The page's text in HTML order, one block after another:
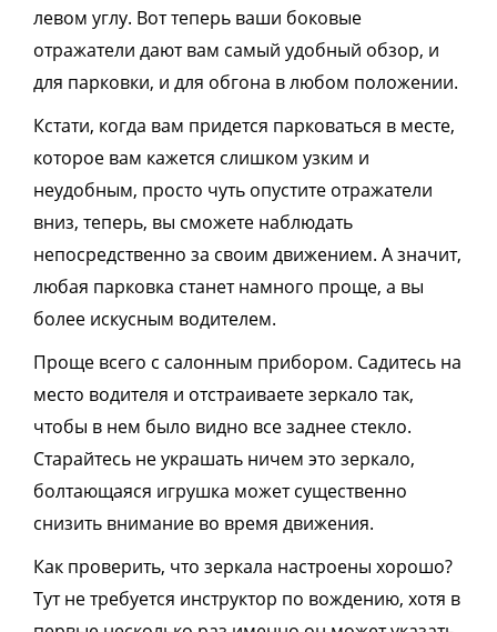
левом углу. Вот теперь ваши боковые
отражатели дают вам самый удобный обзор, и
для парковки, и для обгона в любом положении.
Кстати, когда вам придется парковаться в месте,
которое вам кажется слишком узким и
неудобным, просто чуть опустите отражатели
вниз, теперь, вы сможете наблюдать
непосредственно за своим движением. А значит,
любая парковка станет намного проще, а вы
более искусным водителем.
Проще всего с салонным прибором. Садитесь на
место водителя и отстраиваете зеркало так,
чтобы в нем было видно все заднее стекло.
Старайтесь не украшать ничем это зеркало,
болтающаяся игрушка может существенно
снизить внимание во время движения.
Как проверить, что зеркала настроены хорошо?
Тут не требуется инструктор по вождению, хотя в